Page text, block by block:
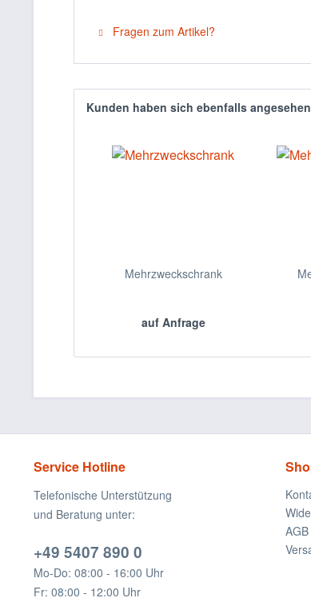
Fragen zum Artikel?
Kunden haben sich ebenfalls angesehen
Mehrzweckschrank
auf Anfrage
Service Hotline
Telefonische Unterstützung
und Beratung unter:
+49 5407 890 0
Mo-Do: 08:00 - 16:00 Uhr
Fr: 08:00 - 12:00 Uhr